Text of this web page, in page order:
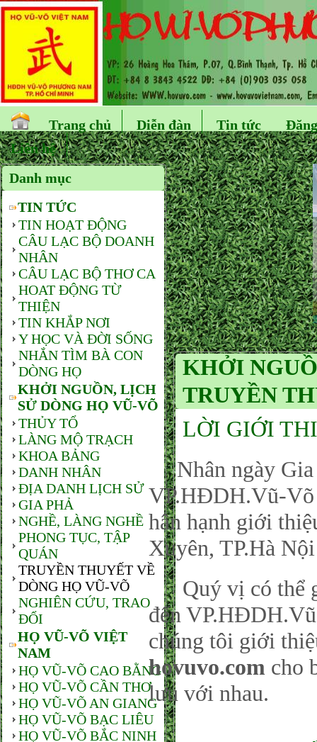
Trang chủ Diễn đàn Tin tức
Liên hệ
Danh mục
TIN TỨC
TIN HOẠT ĐỘNG
CÂU LẠC BỘ DOANH
NHÂN
CÂU LẠC BỘ THƠ CA
HOAT ĐỘNG TỪ
THIỆN
TIN KHẮP NƠI
Y HỌC VÀ ĐỜI SỐNG
NHẮN TÌM BÀ CON
DÒNG HỌ
KHỞI NGUỒN, LỊCH
SỬ DÒNG HỌ VŨ-VÕ
THỦY TỔ
LÀNG MỘ TRẠCH
KHOA BẢNG
DANH NHÂN
ĐỊA DANH LỊCH SỬ
GIA PHẢ
NGHỀ, LÀNG NGHỀ
PHONG TỤC, TẬP
QUÁN
TRUYỀN THUYẾT VỀ
DÒNG HỌ VŨ-VÕ
NGHIÊN CỨU, TRAO
ĐỔI
HỌ VŨ-VÕ VIỆT
NAM
HỌ VŨ-VÕ CAO BẰNG
HỌ VŨ-VÕ CẦN THƠ
HỌ VŨ-VÕ AN GIANG
HỌ VŨ-VÕ BẠC LIÊU
HỌ VŨ-VÕ BẮC NINH
KHỞI
TRUYỀN
LỜI GIỚI
Nhân ngày Gia
VP.HĐDH.Vũ-Võ
hân hạnh giới
Xuyên, TP.Hà
Quý vị có thể
đến
chúng tôi giới
hovuvo.com cho
lưu với nhau.